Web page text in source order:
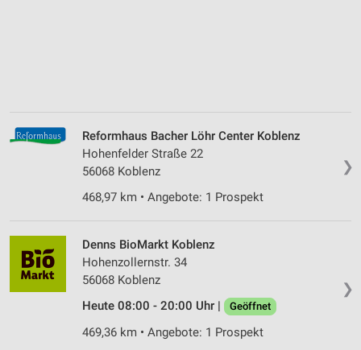
❯
Reformhaus Bacher Löhr Center Koblenz
Hohenfelder Straße 22
56068 Koblenz
468,97 km • Angebote: 1 Prospekt
❯
Denns BioMarkt Koblenz
Hohenzollernstr. 34
56068 Koblenz
Heute 08:00 - 20:00 Uhr |
Geöffnet
469,36 km • Angebote: 1 Prospekt